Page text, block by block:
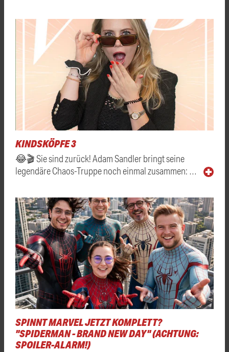
KINDSKÖPFE 3
😂🎬 Sie sind zurück! Adam Sandler bringt seine
legendäre Chaos-Truppe noch einmal zusammen: …
SPINNT MARVEL JETZT KOMPLETT?
"SPIDERMAN - BRAND NEW DAY" (ACHTUNG:
SPOILER-ALARM!)